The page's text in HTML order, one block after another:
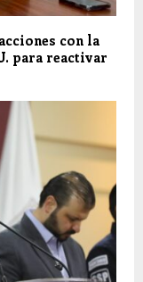
con la
para reactivar